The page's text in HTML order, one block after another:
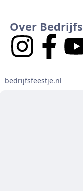
Over
bedrijfsfeestje.nl